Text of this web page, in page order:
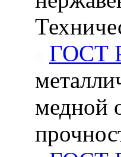
ГОСТ
медной